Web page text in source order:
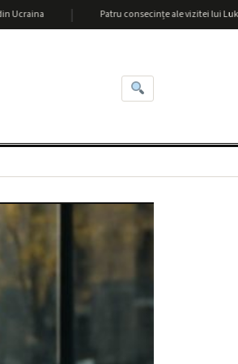
| Patru consecințe ale vizitei lui Lukașenka la